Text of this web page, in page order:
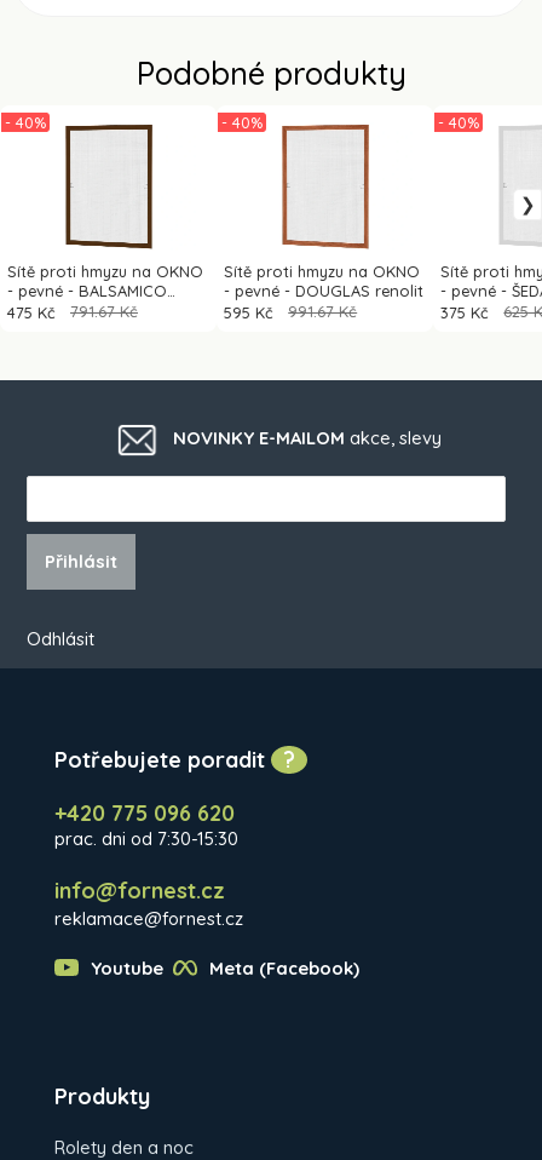
Podobné produkty
Sítě proti hmyzu na OKNO
- pevné - BALSAMICO
dřevoimitace
- 40%
475 Kč 791.67 Kč
Sítě proti hmyzu na OKNO
- pevné - DOUGLAS renolit
- 40%
595 Kč 991.67 Kč
Sítě proti
- pevné -
- 40%
375 Kč 625
NOVINKY E-MAILOM akce, slevy
Přihlásit
Odhlásit
Potřebujete poradit ?
+420 775 096 620
prac. dni od 7:30-15:30
info@fornest.cz
reklamace@fornest.cz
Youtube Meta (Facebook)
Produkty
Rolety den a noc